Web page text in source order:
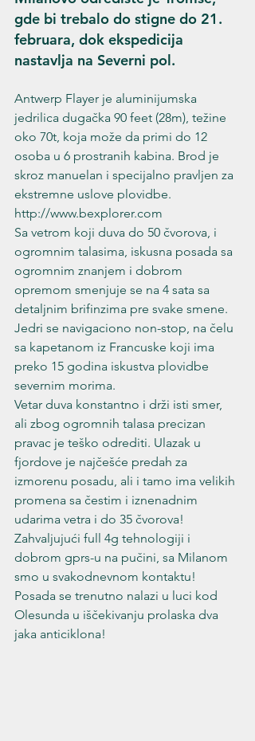
gde bi trebalo do stigne do 21.
februara, dok ekspedicija
nastavlja na Severni pol.
Antwerp Flayer je aluminijumska
jedrilica dugačka 90 feet (28m), težine
oko 70t, koja može da primi do 12
osoba u 6 prostranih kabina. Brod je
skroz manuelan i specijalno pravljen za
ekstremne uslove plovidbe.
http://www.bexplorer.com
Sa vetrom koji duva do 50 čvorova, i
ogromnim talasima, iskusna posada sa
ogromnim znanjem i dobrom
opremom smenjuje se na 4 sata sa
detaljnim brifinzima pre svake smene.
Jedri se navigaciono non-stop, na čelu
sa kapetanom iz Francuske koji ima
preko 15 godina iskustva plovidbe
severnim morima.
Vetar duva konstantno i drži isti smer,
ali zbog ogromnih talasa precizan
pravac je teško odrediti. Ulazak u
fjordove je najčešće predah za
izmorenu posadu, ali i tamo ima velikih
promena sa čestim i iznenadnim
udarima vetra i do 35 čvorova!
Zahvaljujući full 4g tehnologiji i
dobrom gprs-u na pučini, sa Milanom
smo u svakodnevnom kontaktu!
Posada se trenutno nalazi u luci kod
Olesunda u iščekivanju prolaska dva
jaka anticiklona!